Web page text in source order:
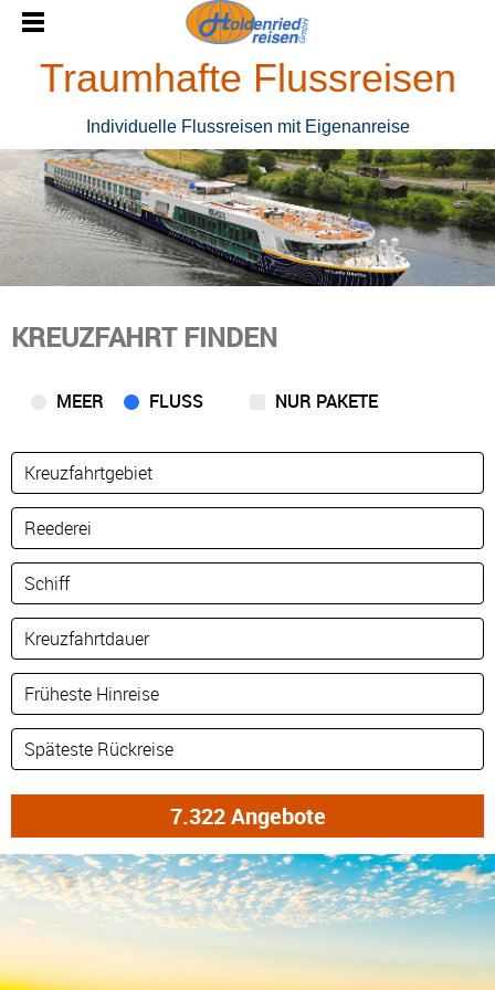
Traumhafte Flussreisen
Individuelle Flussreisen mit Eigenanreise
KREUZFAHRT FINDEN
MEER FLUSS NUR PAKETE